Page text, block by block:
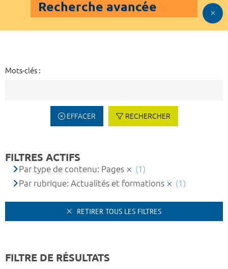
Recherche avancée
Mots-clés :
EFFACER RECHERCHER
FILTRES ACTIFS
Par type de contenu: Pages
(1)
Par rubrique: Actualités et formations
(1)
RETIRER TOUS LES FILTRES
FILTRE DE RÉSULTATS